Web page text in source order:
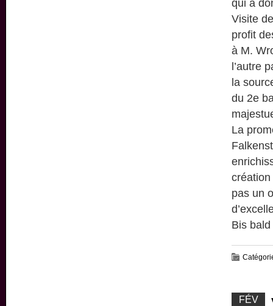
qui a
Visite
profit
à M.
l’autre
la
du 2e
La
création
pas un
Bis
FÉV